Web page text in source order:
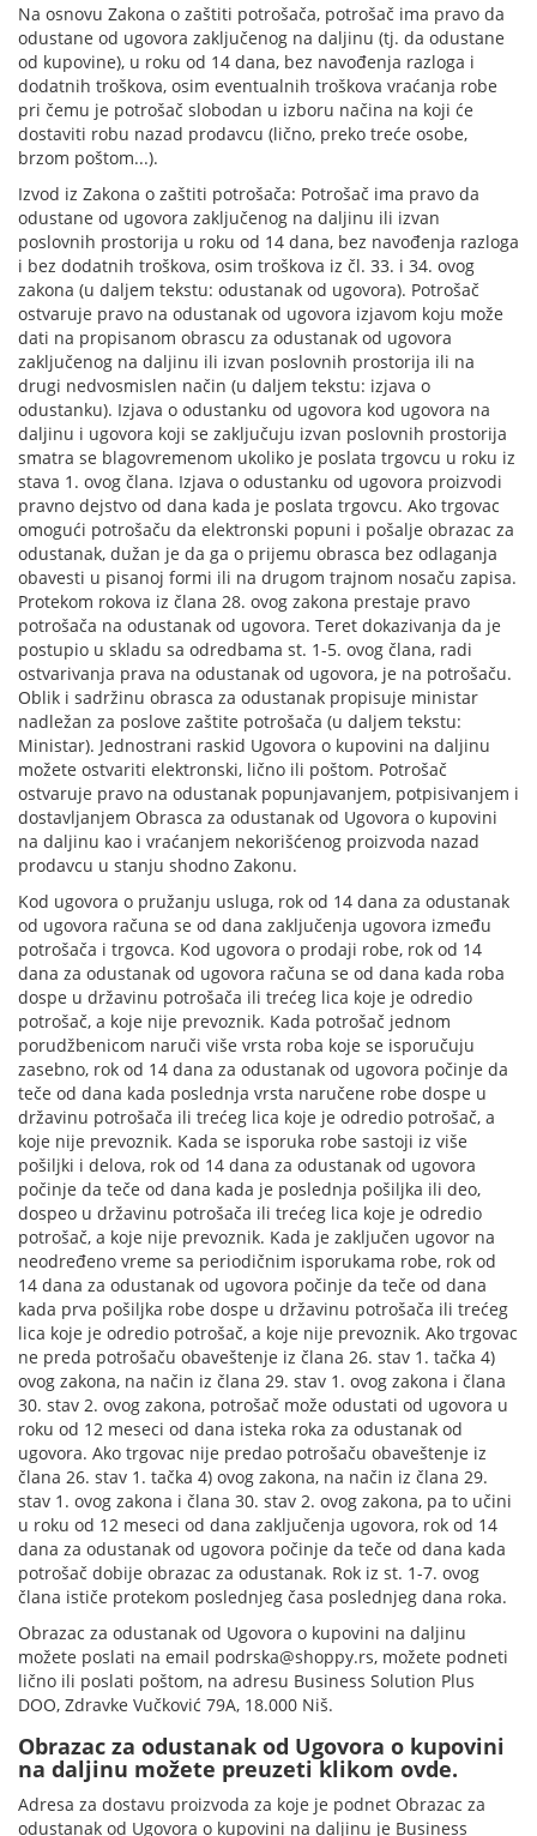
Na osnovu Zakona o zaštiti potrošača, potrošač ima pravo da
odustane od ugovora zaključenog na daljinu (tj. da odustane
od kupovine), u roku od 14 dana, bez navođenja razloga i
dodatnih troškova, osim eventualnih troškova vraćanja robe
pri čemu je potrošač slobodan u izboru načina na koji će
dostaviti robu nazad prodavcu (lično, preko treće osobe,
brzom poštom...).
Izvod iz Zakona o zaštiti potrošača: Potrošač ima pravo da
odustane od ugovora zaključenog na daljinu ili izvan
poslovnih prostorija u roku od 14 dana, bez navođenja razloga
i bez dodatnih troškova, osim troškova iz čl. 33. i 34. ovog
zakona (u daljem tekstu: odustanak od ugovora). Potrošač
ostvaruje pravo na odustanak od ugovora izjavom koju može
dati na propisanom obrascu za odustanak od ugovora
zaključenog na daljinu ili izvan poslovnih prostorija ili na
drugi nedvosmislen način (u daljem tekstu: izjava o
odustanku). Izjava o odustanku od ugovora kod ugovora na
daljinu i ugovora koji se zaključuju izvan poslovnih prostorija
smatra se blagovremenom ukoliko je poslata trgovcu u roku iz
stava 1. ovog člana. Izjava o odustanku od ugovora proizvodi
pravno dejstvo od dana kada je poslata trgovcu. Ako trgovac
omogući potrošaču da elektronski popuni i pošalje obrazac za
odustanak, dužan je da ga o prijemu obrasca bez odlaganja
obavesti u pisanoj formi ili na drugom trajnom nosaču zapisa.
Protekom rokova iz člana 28. ovog zakona prestaje pravo
potrošača na odustanak od ugovora. Teret dokazivanja da je
postupio u skladu sa odredbama st. 1-5. ovog člana, radi
ostvarivanja prava na odustanak od ugovora, je na potrošaču.
Oblik i sadržinu obrasca za odustanak propisuje ministar
nadležan za poslove zaštite potrošača (u daljem tekstu:
Ministar). Jednostrani raskid Ugovora o kupovini na daljinu
možete ostvariti elektronski, lično ili poštom. Potrošač
ostvaruje pravo na odustanak popunjavanjem, potpisivanjem i
dostavljanjem Obrasca za odustanak od Ugovora o kupovini
na daljinu kao i vraćanjem nekorišćenog proizvoda nazad
prodavcu u stanju shodno Zakonu.
Kod ugovora o pružanju usluga, rok od 14 dana za odustanak
od ugovora računa se od dana zaključenja ugovora između
potrošača i trgovca. Kod ugovora o prodaji robe, rok od 14
dana za odustanak od ugovora računa se od dana kada roba
dospe u državinu potrošača ili trećeg lica koje je odredio
potrošač, a koje nije prevoznik. Kada potrošač jednom
porudžbenicom naruči više vrsta roba koje se isporučuju
zasebno, rok od 14 dana za odustanak od ugovora počinje da
teče od dana kada poslednja vrsta naručene robe dospe u
državinu potrošača ili trećeg lica koje je odredio potrošač, a
koje nije prevoznik. Kada se isporuka robe sastoji iz više
pošiljki i delova, rok od 14 dana za odustanak od ugovora
počinje da teče od dana kada je poslednja pošiljka ili deo,
dospeo u državinu potrošača ili trećeg lica koje je odredio
potrošač, a koje nije prevoznik. Kada je zaključen ugovor na
neodređeno vreme sa periodičnim isporukama robe, rok od
14 dana za odustanak od ugovora počinje da teče od dana
kada prva pošiljka robe dospe u državinu potrošača ili trećeg
lica koje je odredio potrošač, a koje nije prevoznik. Ako trgovac
ne preda potrošaču obaveštenje iz člana 26. stav 1. tačka 4)
ovog zakona, na način iz člana 29. stav 1. ovog zakona i člana
30. stav 2. ovog zakona, potrošač može odustati od ugovora u
roku od 12 meseci od dana isteka roka za odustanak od
ugovora. Ako trgovac nije predao potrošaču obaveštenje iz
člana 26. stav 1. tačka 4) ovog zakona, na način iz člana 29.
stav 1. ovog zakona i člana 30. stav 2. ovog zakona, pa to učini
u roku od 12 meseci od dana zaključenja ugovora, rok od 14
dana za odustanak od ugovora počinje da teče od dana kada
potrošač dobije obrazac za odustanak. Rok iz st. 1-7. ovog
člana ističe protekom poslednjeg časa poslednjeg dana roka.
Obrazac za odustanak od Ugovora o kupovini na daljinu
možete poslati na email podrska@shoppy.rs, možete podneti
lično ili poslati poštom, na adresu Business Solution Plus
DOO, Zdravke Vučković 79A, 18.000 Niš.
Obrazac za odustanak od Ugovora o kupovini
na daljinu možete preuzeti klikom ovde.
Adresa za dostavu proizvoda za koje je podnet Obrazac za
odustanak od Ugovora o kupovini na daljinu je Business